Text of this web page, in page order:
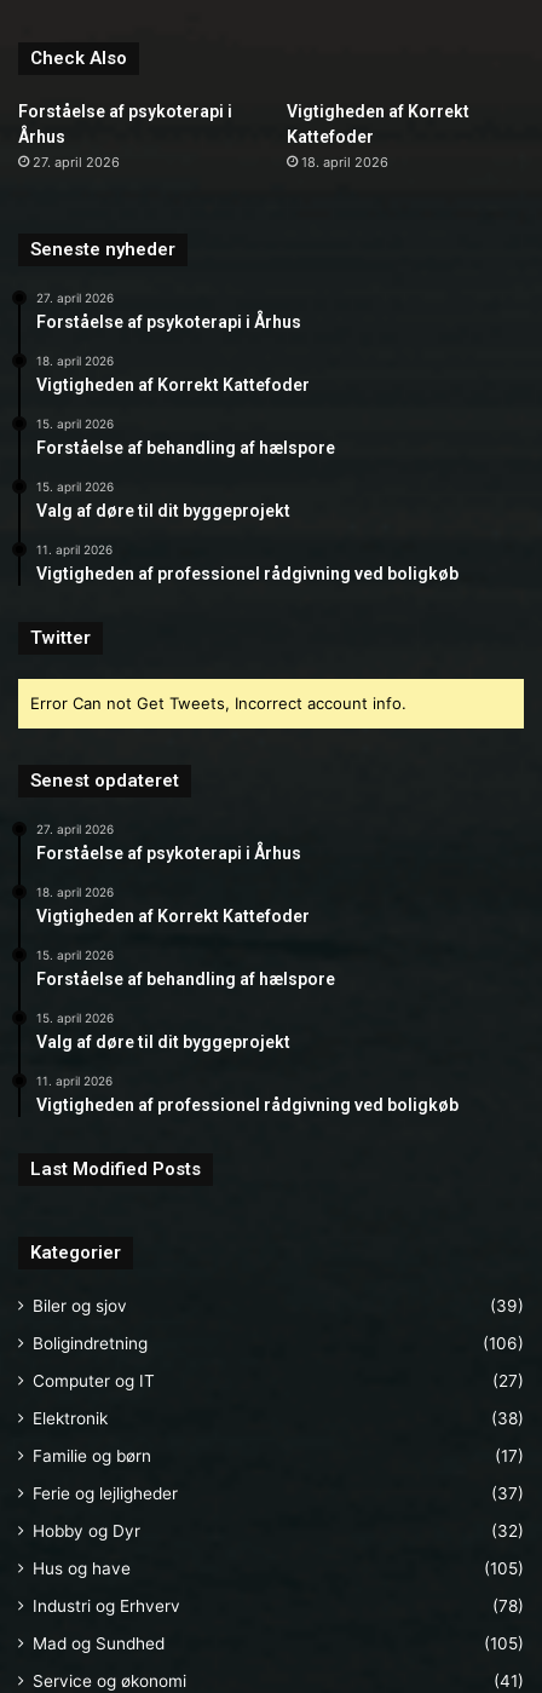
Check Also
Forståelse af psykoterapi i
Århus
27. april 2026
Vigtigheden af Korrekt
Kattefoder
18. april 2026
Seneste nyheder
27. april 2026
Forståelse af psykoterapi i Århus
18. april 2026
Vigtigheden af Korrekt Kattefoder
15. april 2026
Forståelse af behandling af hælspore
15. april 2026
Valg af døre til dit byggeprojekt
11. april 2026
Vigtigheden af professionel rådgivning ved boligkøb
Twitter
Error Can not Get Tweets, Incorrect account info.
Senest opdateret
27. april 2026
Forståelse af psykoterapi i Århus
18. april 2026
Vigtigheden af Korrekt Kattefoder
15. april 2026
Forståelse af behandling af hælspore
15. april 2026
Valg af døre til dit byggeprojekt
11. april 2026
Vigtigheden af professionel rådgivning ved boligkøb
Last Modified Posts
Kategorier
Biler og sjov
(39)
Boligindretning
(106)
Computer og IT
(27)
Elektronik
(38)
Familie og børn
(17)
Ferie og lejligheder
(37)
Hobby og Dyr
(32)
Hus og have
(105)
Industri og Erhverv
(78)
Mad og Sundhed
(105)
Service og økonomi
(41)